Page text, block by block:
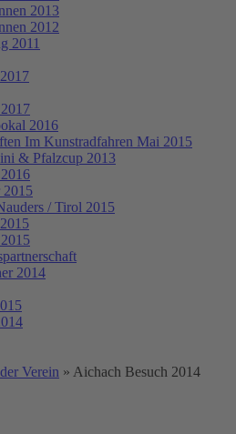
2013
2012
2011
2016
Im Kunstradfahren Mai 2015
& Pfalzcup 2013
2015
/ Tirol 2015
2014
Verein » Aichach Besuch 2014